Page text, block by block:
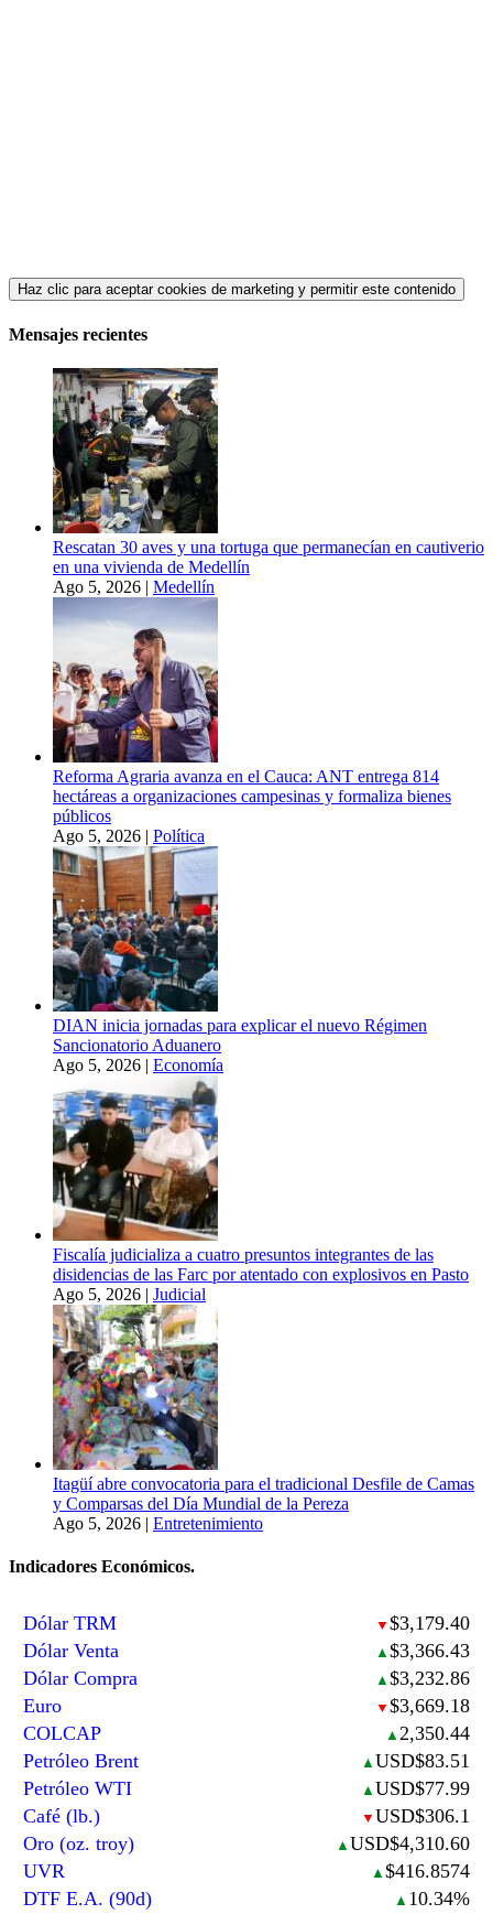
Haz clic para aceptar cookies de marketing y permitir este contenido
Mensajes recientes
Rescatan 30 aves y una tortuga que permanecían en cautiverio
en una vivienda de Medellín
Ago 5, 2026 | Medellín
Reforma Agraria avanza en el Cauca: ANT entrega 814
hectáreas a organizaciones campesinas y formaliza bienes
públicos
Ago 5, 2026 | Política
DIAN inicia jornadas para explicar el nuevo Régimen
Sancionatorio Aduanero
Ago 5, 2026 | Economía
Fiscalía judicializa a cuatro presuntos integrantes de las
disidencias de las Farc por atentado con explosivos en Pasto
Ago 5, 2026 | Judicial
Itagüí abre convocatoria para el tradicional Desfile de Camas
y Comparsas del Día Mundial de la Pereza
Ago 5, 2026 | Entretenimiento
Indicadores Económicos.
Dólar TRM ▼ $3,179.40
Dólar Venta
▲ $3,366.43
Dólar Compra
▲ $3,232.86
Euro
▼ $3,669.18
COLCAP
▲ 2,350.44
Petróleo Brent
▲ USD$83.51
Petróleo WTI
▲ USD$77.99
Café (lb.)
▼ USD$306.1
Oro (oz. troy)
▲ USD$4,310.60
UVR
▲ $416.8574
DTF E.A. (90d)
▲ 10.34%